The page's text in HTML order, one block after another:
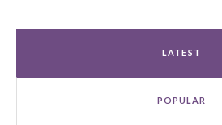
LATEST
POPULAR